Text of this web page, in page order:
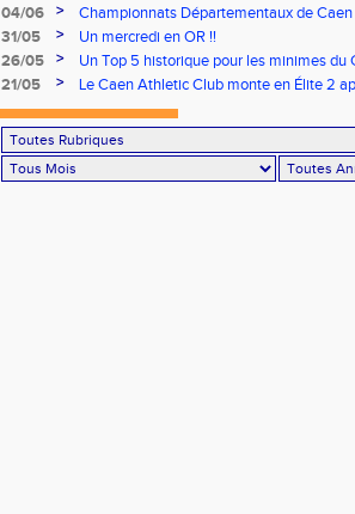
04/06
>
Championnats Départementaux de
rendez-vous
31/05 >
Un mercredi en OR !!
26/05
>
Un Top 5 historique pour les minimes du
Finale Nationale Equip’Athlé !
21/05 >
Le Caen Athletic Club monte en Élite 2